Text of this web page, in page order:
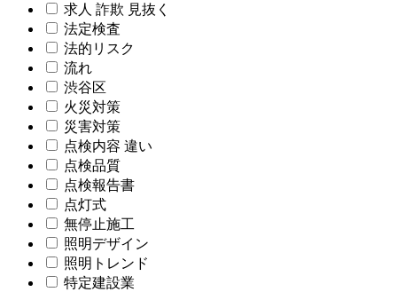
求人 詐欺 見抜く
法定検査
法的リスク
流れ
渋谷区
火災対策
災害対策
点検内容 違い
点検品質
点検報告書
点灯式
無停止施工
照明デザイン
照明トレンド
特定建設業